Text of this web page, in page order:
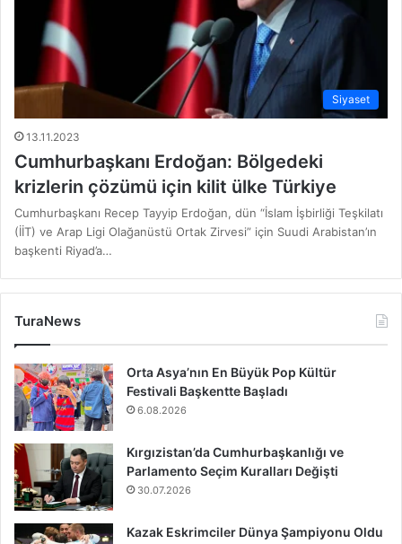
Siyaset
13.11.2023
Cumhurbaşkanı Erdoğan: Bölgedeki
krizlerin çözümü için kilit ülke Türkiye
Cumhurbaşkanı Recep Tayyip Erdoğan, dün “İslam İşbirliği Teşkilatı
(İİT) ve Arap Ligi Olağanüstü Ortak Zirvesi” için Suudi Arabistan’ın
başkenti Riyad’a…
TuraNews
Orta Asya’nın En Büyük Pop Kültür
Festivali Başkentte Başladı
6.08.2026
Kırgızistan’da Cumhurbaşkanlığı ve
Parlamento Seçim Kuralları Değişti
30.07.2026
Kazak Eskrimciler Dünya Şampiyonu Oldu